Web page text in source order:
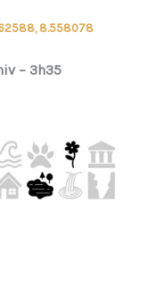
8.558078
– 3h35